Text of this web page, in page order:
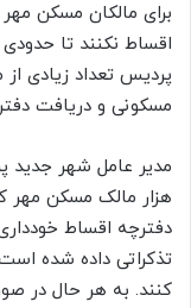
برای مالکان مسکن
اقساط نکنند تا
پردیس تعداد زیادی
مسکونی و دریافت
مدیر عامل شهر جدید
هزار مالک مسکن مهر
دفترچه اقساط
تذکراتی داده شده
کنند. به هر حال در